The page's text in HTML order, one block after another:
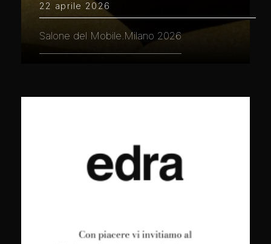
22 aprile 2026
Salone del Mobile.Milano 2026